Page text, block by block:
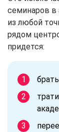
семинаров в
из любой
рядом
придется: